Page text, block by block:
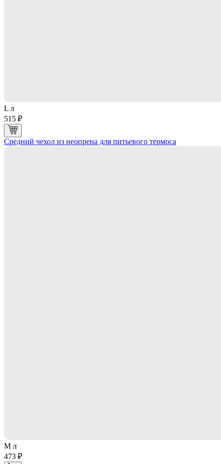
L л
515 ₽
Средний чехол из неопрена для питьевого термоса
M л
473 ₽